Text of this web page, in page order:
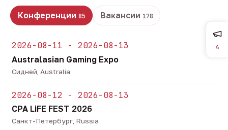
Конференции 85 Вакансии 178
2026-08-11 - 2026-08-13
Australasian Gaming Expo
Сидней, Australia
2026-08-12 - 2026-08-13
CPA LiFE FEST 2026
Санкт-Петербург, Russia
4